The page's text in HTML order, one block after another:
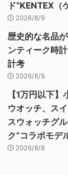
ド“KENTEX（
2026/8/9
歴史的な名品
ンティーク時
計考
2026/8/9
【1万円以下
ウオッチ、ス
スウォッチグ
ク”コラボモデ
2026/8/8